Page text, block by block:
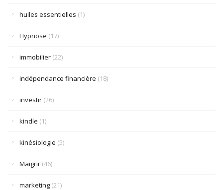
huiles essentielles (1)
Hypnose (17)
immobilier (22)
indépendance financière (18)
investir (26)
kindle (1)
kinésiologie (5)
Maigrir (46)
marketing (21)